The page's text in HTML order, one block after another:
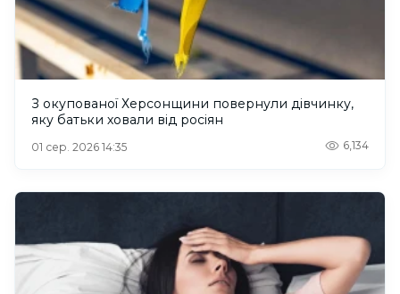
З окупованої Херсонщини повернули дівчинку,
яку батьки ховали від росіян
01 сер. 2026 14:35 6,134